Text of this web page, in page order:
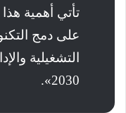
تأتي أهمية
على دمج
التشغيلية
2030».